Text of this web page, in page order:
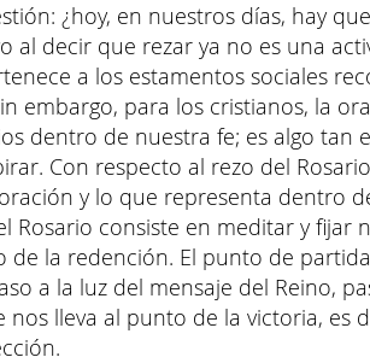
¿hoy, en nuestros días, hay
al decir que rezar ya no es una
a los estamentos sociales
embargo, para los cristianos, la
dentro de nuestra fe; es algo tan
Con respecto al rezo del
y lo que representa dentro
Rosario consiste en meditar y fijar
la redención. El punto de
a la luz del mensaje del Reino,
lleva al punto de la victoria, es